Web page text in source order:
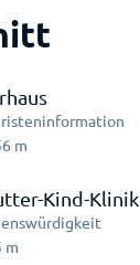
m
Kind-Klinik
m